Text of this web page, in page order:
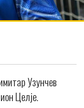
Узунчев
Целје.